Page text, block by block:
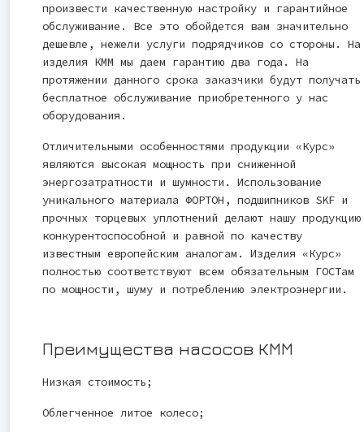
произвести качественную настройку и гарантийное
обслуживание. Все это обойдется вам значительно
дешевле, нежели услуги подрядчиков со стороны. На
изделия КММ мы даем гарантию два года. На
протяжении данного срока заказчики будут получать
бесплатное обслуживание приобретенного у нас
оборудования.
Отличительными особенностями продукции «Курс»
являются высокая мощность при сниженной
энергозатратности и шумности. Использование
уникального материала ФОРТОН, подшипников SKF и
прочных торцевых уплотнений делают нашу продукцию
конкурентоспособной и равной по качеству
известным европейским аналогам. Изделия «Курс»
полностью соответствуют всем обязательным ГОСТам
по мощности, шуму и потреблению электроэнергии.
Преимущества насосов КММ
Низкая стоимость;
Облегченное литое колесо;